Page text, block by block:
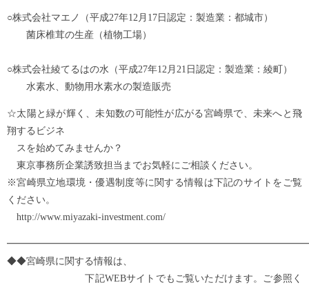
○株式会社マエノ（平成27年12月17日認定：製造業：都城市）
菌床椎茸の生産（植物工場）
○株式会社綾てるはの水（平成27年12月21日認定：製造業：綾町）
水素水、動物用水素水の製造販売
☆太陽と緑が輝く、未知数の可能性が広がる宮崎県で、未来へと飛
翔するビジネ
スを始めてみませんか？
東京事務所企業誘致担当までお気軽にご相談ください。
※宮崎県立地環境・優遇制度等に関する情報は下記のサイトをご覧
ください。
http://www.miyazaki-investment.com/
◆◆宮崎県に関する情報は、
下記WEBサイトでもご覧いただけます。ご参照く